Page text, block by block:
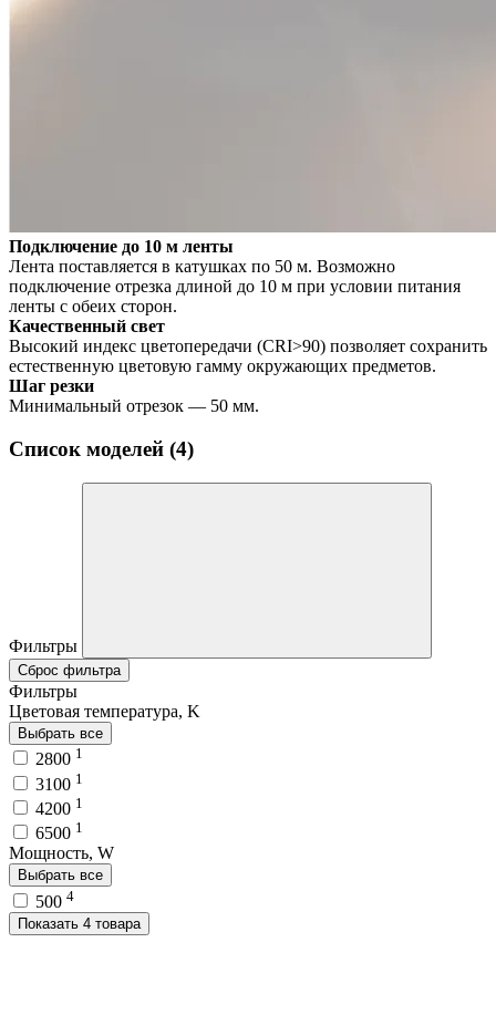
Подключение до 10 м ленты
Лента поставляется в катушках по 50 м. Возможно
подключение отрезка длиной до 10 м при условии питания
ленты с обеих сторон.
Качественный свет
Высокий индекс цветопередачи (CRI>90) позволяет сохранить
естественную цветовую гамму окружающих предметов.
Шаг резки
Минимальный отрезок — 50 мм.
Список моделей (4)
Фильтры
Сброс фильтра
Фильтры
Цветовая температура, K
Выбрать все
2800 1
3100 1
4200 1
6500 1
Мощность, W
Выбрать все
500 4
Показать 4 товара